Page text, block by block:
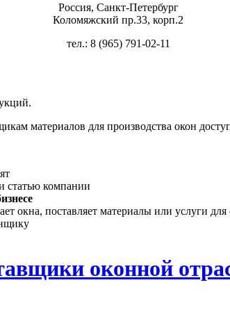
Россия, Санкт-Петербург
Коломяжский пр.33, корп.2
тел.: 8 (965) 791-02-11
материалов для производства окон
статью компании
окна, поставляет материалы или услуги для
оконной